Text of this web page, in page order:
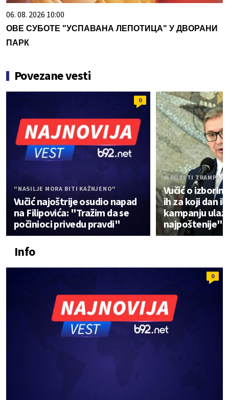
06. 08. 2026 10:00
ОВЕ СУБОТЕ "УСПАВАНА ЛЕПОТИЦА" У ДВОРАНИ
ПАРК
Povezane vesti
0
"NASILJE MORA BITI KAŽNJENO"
Vučić najoštrije osudio napad
na Filipovića: "Tražim da se
počinioci privedu pravdi"
O POSETI TRAMPA
Vučić o
ih za koji dan
kampanju
najpoštenije"
Info
0